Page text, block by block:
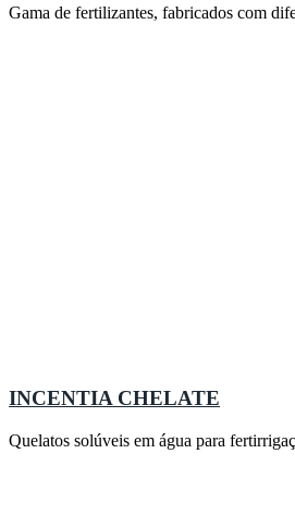
Gama de fertilizantes, fabricados com
INCENTIA CHELATE
Quelatos solúveis em água para